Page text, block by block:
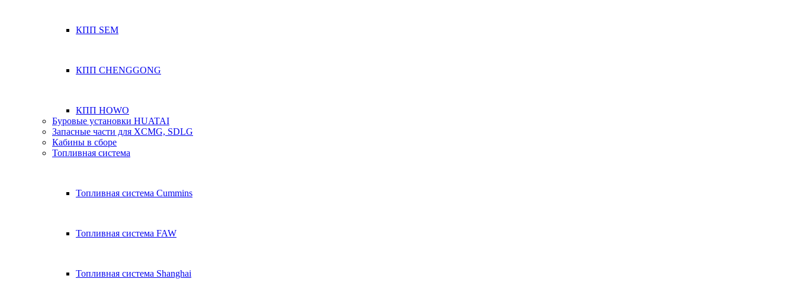
КПП SEM
КПП CHENGGONG
КПП HOWO
Буровые установки HUATAI
Запасные части для XCMG, SDLG
Кабины в сборе
Топливная система
Топливная система Cummins
Топливная система FAW
Топливная система Shanghai